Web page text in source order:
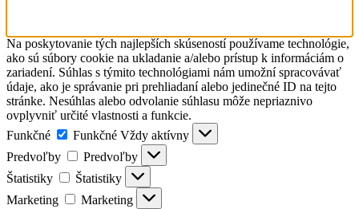
Na poskytovanie tých najlepších skúseností používame technológie,
ako sú súbory cookie na ukladanie a/alebo prístup k informáciám o
zariadení. Súhlas s týmito technológiami nám umožní spracovávať
údaje, ako je správanie pri prehliadaní alebo jedinečné ID na tejto
stránke. Nesúhlas alebo odvolanie súhlasu môže nepriaznivo
ovplyvniť určité vlastnosti a funkcie.
Funkčné
Funkčné Vždy aktívny
Predvoľby
Predvoľby
Štatistiky
Štatistiky
Marketing
Marketing